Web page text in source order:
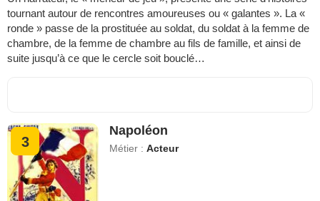
tournant autour de rencontres amoureuses ou « galantes ». La «
ronde » passe de la prostituée au soldat, du soldat à la femme de
chambre, de la femme de chambre au fils de famille, et ainsi de
suite jusqu’à ce que le cercle soit bouclé…
3
Napoléon
Métier :Acteur